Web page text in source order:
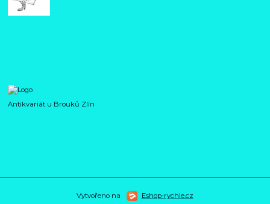
Antikvariát u Brouků Zlín
Vytvořeno na Eshop-rychle.cz